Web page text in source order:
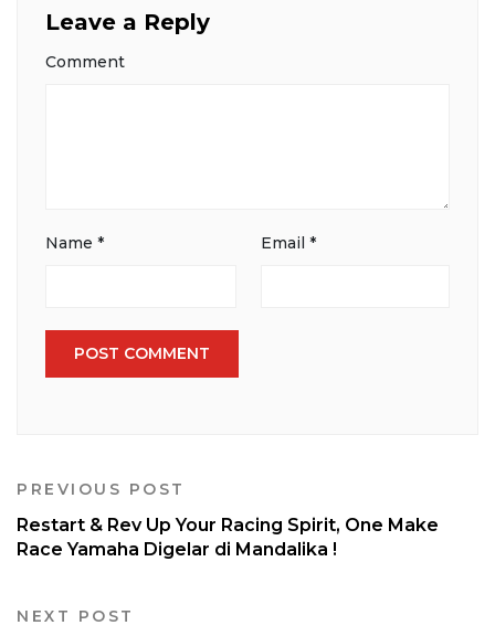
Leave a Reply
Comment
Name * Email *
PREVIOUS POST
Restart & Rev Up Your Racing Spirit, One Make
Race Yamaha Digelar di Mandalika !
NEXT POST